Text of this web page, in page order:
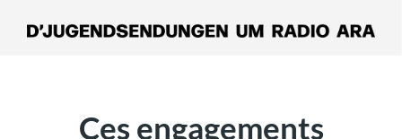
Ces engagements